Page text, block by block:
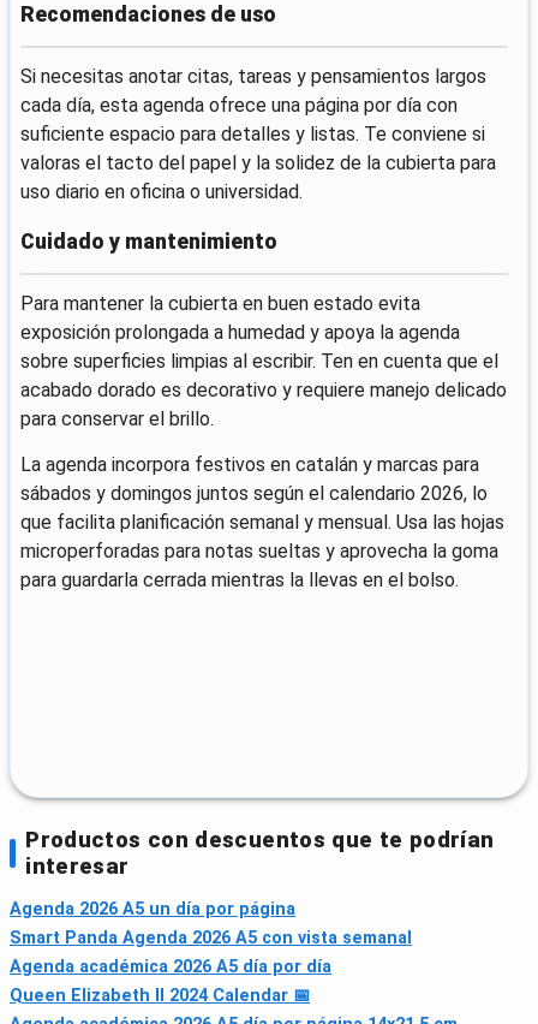
Recomendaciones de uso
Si necesitas anotar citas, tareas y pensamientos largos
cada día, esta agenda ofrece una página por día con
suficiente espacio para detalles y listas. Te conviene si
valoras el tacto del papel y la solidez de la cubierta para
uso diario en oficina o universidad.
Cuidado y mantenimiento
Para mantener la cubierta en buen estado evita
exposición prolongada a humedad y apoya la agenda
sobre superficies limpias al escribir. Ten en cuenta que el
acabado dorado es decorativo y requiere manejo delicado
para conservar el brillo.
La agenda incorpora festivos en catalán y marcas para
sábados y domingos juntos según el calendario 2026, lo
que facilita planificación semanal y mensual. Usa las hojas
microperforadas para notas sueltas y aprovecha la goma
para guardarla cerrada mientras la llevas en el bolso.
Productos con descuentos que te podrían
interesar
Agenda 2026 A5 un día por página
Smart Panda Agenda 2026 A5 con vista semanal
Agenda académica 2026 A5 día por día
Queen Elizabeth II 2024 Calendar 📅